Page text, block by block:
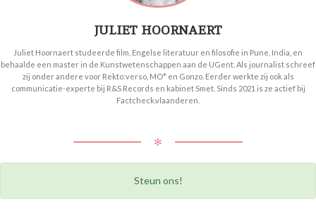
JULIET HOORNAERT
Juliet Hoornaert studeerde film, Engelse literatuur en filosofie in Pune, India, en
behaalde een master in de Kunstwetenschappen aan de UGent. Als journalist schreef
zij onder andere voor Rekto:verso, MO* en Gonzo. Eerder werkte zij ook als
communicatie-experte bij R&S Records en kabinet Smet. Sinds 2021 is ze actief bij
Factcheck.vlaanderen.
✻
Steun ons!